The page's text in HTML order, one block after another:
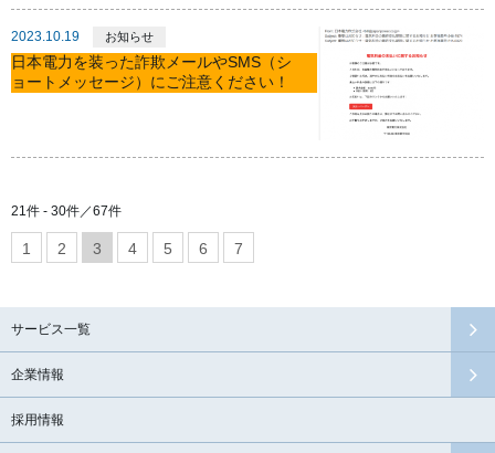
2023.10.19 お知らせ
日本電力を装った詐欺メールやSMS（シ
ョートメッセージ）にご注意ください！
21件 - 30件／67件
1 2 3 4 5 6 7
サービス一覧
企業情報
採用情報